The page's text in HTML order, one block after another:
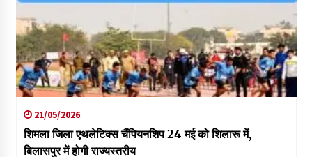
21/05/2026
शिमला जिला एथलेटिक्स चैंपियनशिप 24 मई को शिलारू में,
बिलासपुर में होगी राज्यस्तरीय